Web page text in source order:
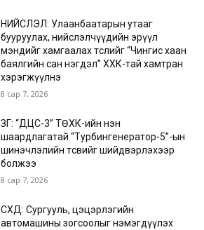
НИЙСЛЭЛ: Улаанбаатарын утааг
бууруулах, нийслэлчүүдийн эрүүл
мэндийг хамгаалах төслийг “Чингис хаан
баялгийн сан нэгдэл” ХХК-тай хамтран
хэрэгжүүлнэ
8 сар 7, 2026
ЗГ: “ДЦС-3” ТӨХК-ийн нэн
шаардлагатай “Турбингенератор-5”-ын
шинэчлэлийн төсвийг шийдвэрлэхээр
болжээ
8 сар 7, 2026
СХД: Сургууль, цэцэрлэгийн
автомашины зогсоолыг нэмэгдүүлэх